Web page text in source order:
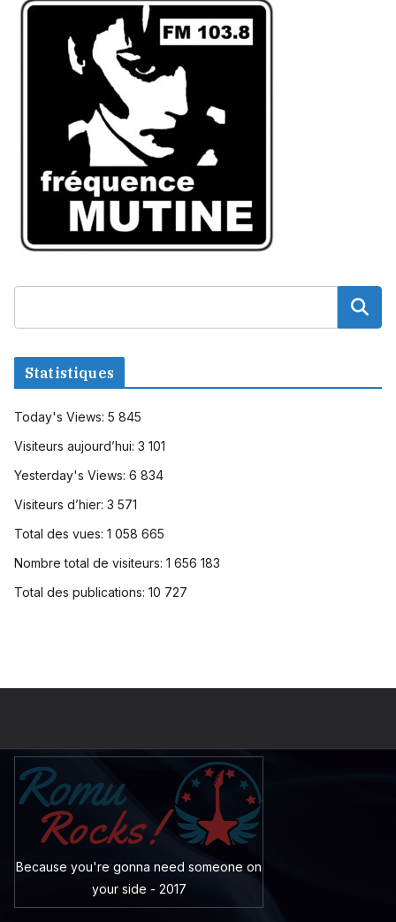
Statistiques
Today's Views: 5 845
Visiteurs aujourd’hui: 3 101
Yesterday's Views: 6 834
Visiteurs d’hier: 3 571
Total des vues: 1 058 665
Nombre total de visiteurs: 1 656 183
Total des publications: 10 727
Because you're gonna need someone on
your side - 2017